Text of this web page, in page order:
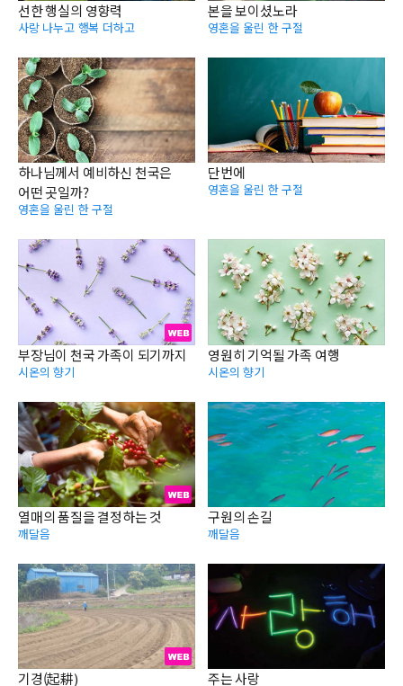
선한 행실의 영향력
사랑 나누고 행복 더하고
본을 보이셨노라
영혼을 울린 한 구절
하나님께서 예비하신 천국은
어떤 곳일까?
영혼을 울린 한 구절
단번에
영혼을 울린 한 구절
부장님이 천국 가족이 되기까지
시온의 향기
영원히 기억될 가족 여행
시온의 향기
열매의 품질을 결정하는 것
깨달음
구원의 손길
깨달음
기경(起耕) 주는 사랑